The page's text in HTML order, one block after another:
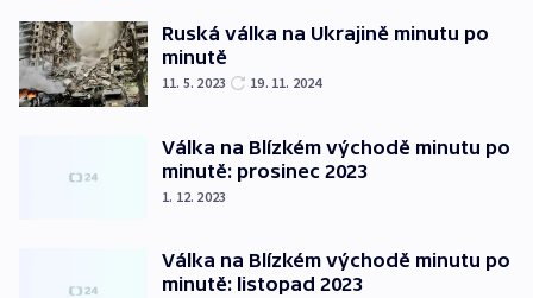
Ruská válka na Ukrajině minutu po
minutě
11. 5. 2023 19. 11. 2024
Válka na Blízkém východě minutu po
minutě: prosinec 2023
1. 12. 2023
Válka na Blízkém východě minutu po
minutě: listopad 2023